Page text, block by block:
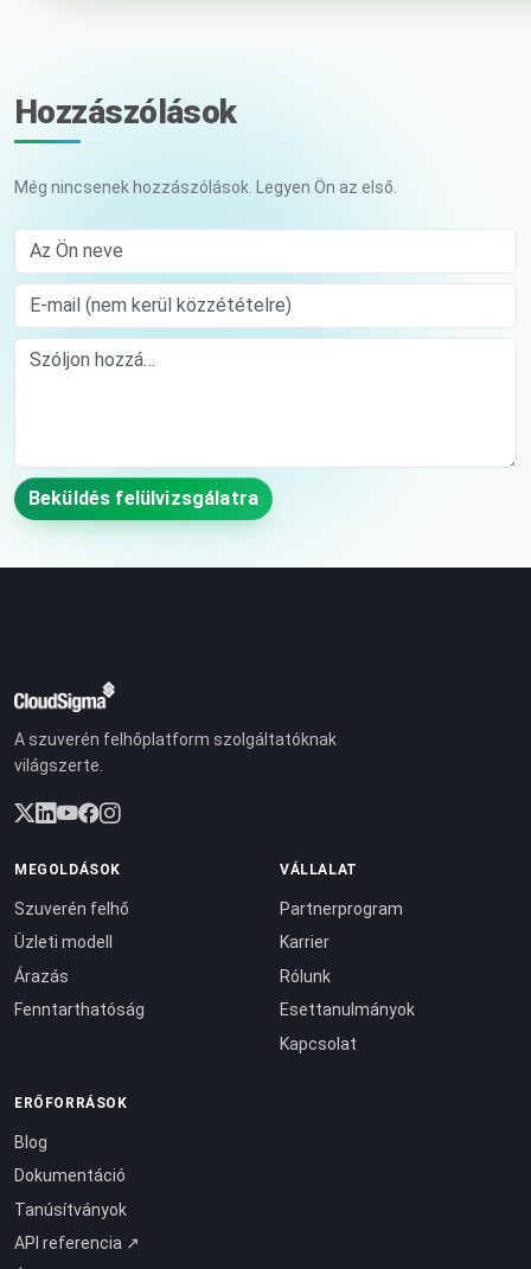
Hozzászólások
Még nincsenek hozzászólások. Legyen Ön az első.
Az Ön neve
E-mail (nem kerül közzétételre)
Comment
Beküldés felülvizsgálatra
A szuverén felhőplatform szolgáltatóknak
világszerte.
MEGOLDÁSOK
Szuverén felhő
Üzleti modell
Árazás
Fenntarthatóság
VÁLLALAT
Partnerprogram
Karrier
Rólunk
Esettanulmányok
Kapcsolat
ERŐFORRÁSOK
Blog
Dokumentáció
Tanúsítványok
API referencia ↗